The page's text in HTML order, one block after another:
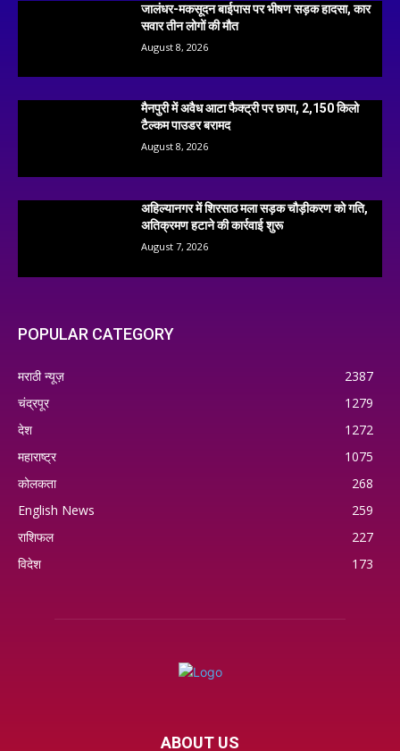
जालंधर-मकसूदन बाईपास पर भीषण सड़क हादसा, कार
सवार तीन लोगों की मौत
August 8, 2026
मैनपुरी में अवैध आटा फैक्ट्री पर छापा, 2,150 किलो
टैल्कम पाउडर बरामद
August 8, 2026
अहिल्यानगर में शिरसाठ मला सड़क चौड़ीकरण को गति,
अतिक्रमण हटाने की कार्रवाई शुरू
August 7, 2026
POPULAR CATEGORY
मराठी न्यूज़
2387
चंद्रपूर
1279
देश
1272
महाराष्ट्र
1075
कोलकता
268
English News
259
राशिफल
227
विदेश
173
ABOUT US